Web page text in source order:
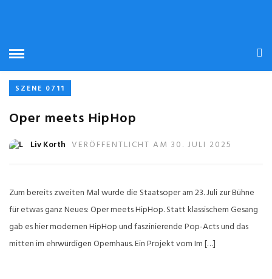
SZENE 0711
Oper meets HipHop
Liv Korth VERÖFFENTLICHT AM 30. JULI 2025
Zum bereits zweiten Mal wurde die Staatsoper am 23. Juli zur Bühne
für etwas ganz Neues: Oper meets HipHop. Statt klassischem Gesang
gab es hier modernen HipHop und faszinierende Pop-Acts und das
mitten im ehrwürdigen Opernhaus. Ein Projekt vom Im […]